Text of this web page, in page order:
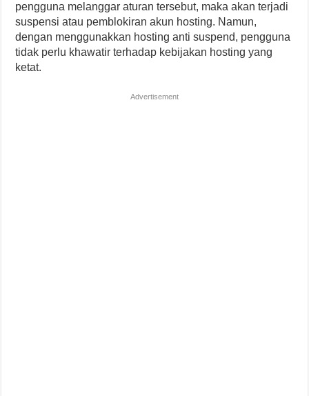
pengguna melanggar aturan tersebut, maka akan terjadi
suspensi atau pemblokiran akun hosting. Namun,
dengan menggunakkan hosting anti suspend, pengguna
tidak perlu khawatir terhadap kebijakan hosting yang
ketat.
Advertisement